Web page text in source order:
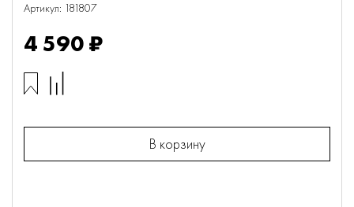
Артикул: 181807
4 590 ₽
В корзину